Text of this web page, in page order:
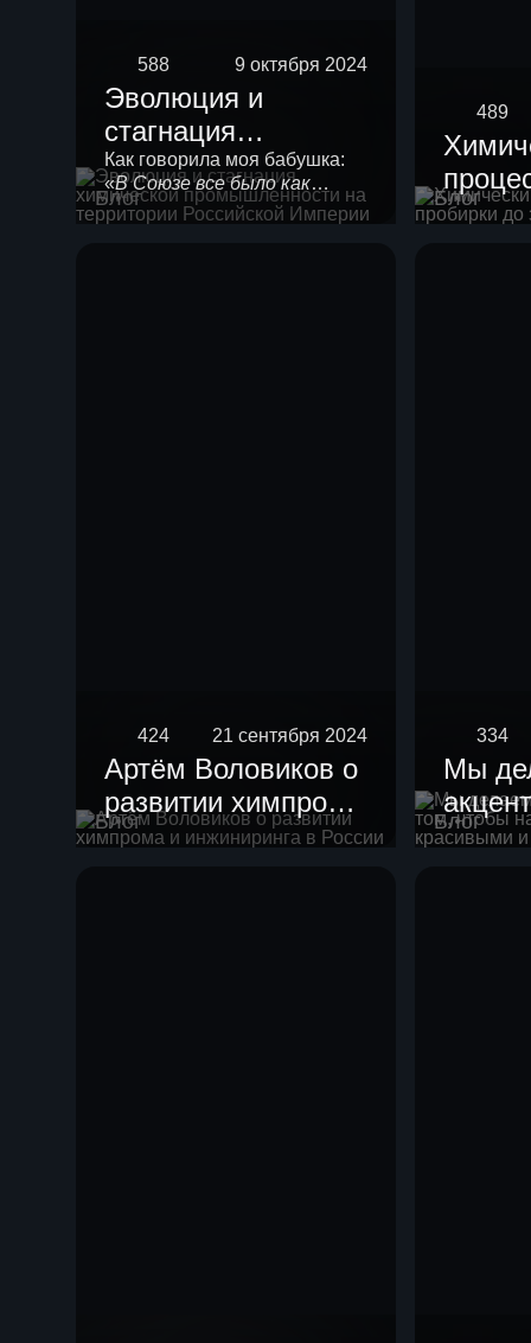
Блог
588 9 октября 2024
Эволюция и
стагнация
химической
промышленности
на территории
Как говорила моя бабушка:
«В Союзе все было как
положено!». Любой
химической технологии
Блог
489
Блог
424 21 сентября 2024
Артём Воловиков о
развитии химпрома
и инжиниринга в
Блог
334
Мы